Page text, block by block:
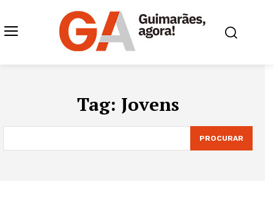
Tag: Jovens
PROCURAR